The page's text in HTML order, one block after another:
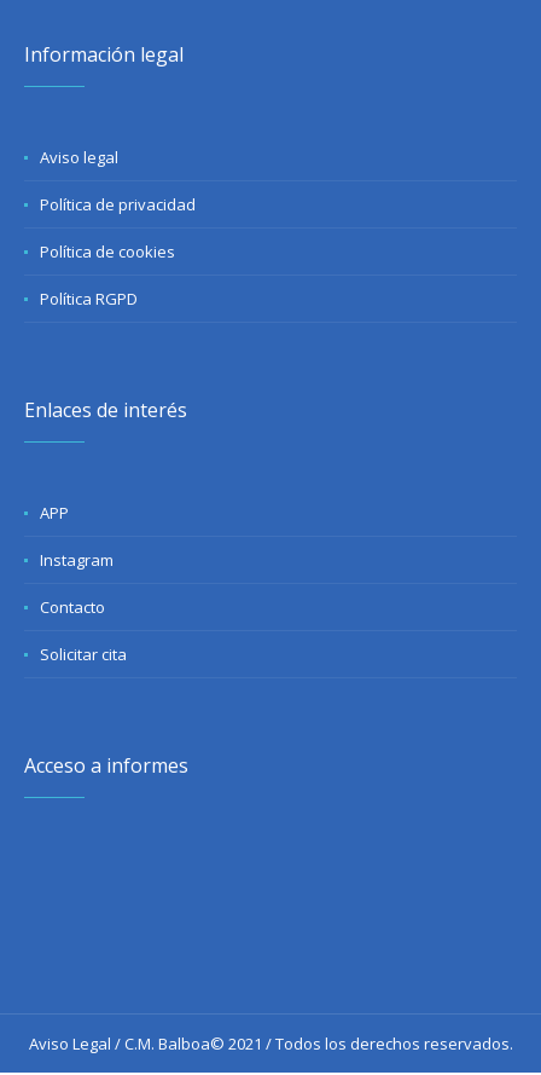
Información legal
Aviso legal
Política de privacidad
Política de cookies
Política RGPD
Enlaces de interés
APP
Instagram
Contacto
Solicitar cita
Acceso a informes
Aviso Legal / C.M. Balboa© 2021 / Todos los derechos reservados.